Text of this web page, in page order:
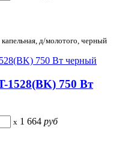
д/молотого, черный
1528(BK) 750 Вт
x 1 664 руб